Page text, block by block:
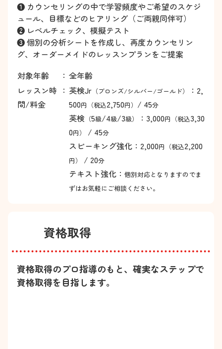
❶ カウンセリングの中で学習頻度やご希望のスケジ
ュール、目標などのヒアリング（ご両親同伴可）
❷ レベルチェック、模擬テスト
❸ 個別の分析シートを作成し、再度カウンセリン
グ、オーダーメイドのレッスンプランをご提案
対象年齢
： 全年齢
レッスン時
間/料金
： 英検Jr （ブロンズ/シルバー/ゴールド）
：2,
500円（税込2,750円） / 45分
英検 （5級/4級/3級） ：3,000円（税込3,30
0円） / 45分
スピーキング強化：2,000円（税込2,200
円） / 20分
テキスト強化： 個別対応となりますのでま
ずはお気軽にご相談ください。
資格取得
資格取得のプロ指導のもと、確実なステップで
資格取得を目指します。